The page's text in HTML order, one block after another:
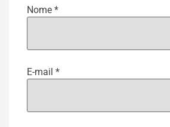
Nome *
E-mail *